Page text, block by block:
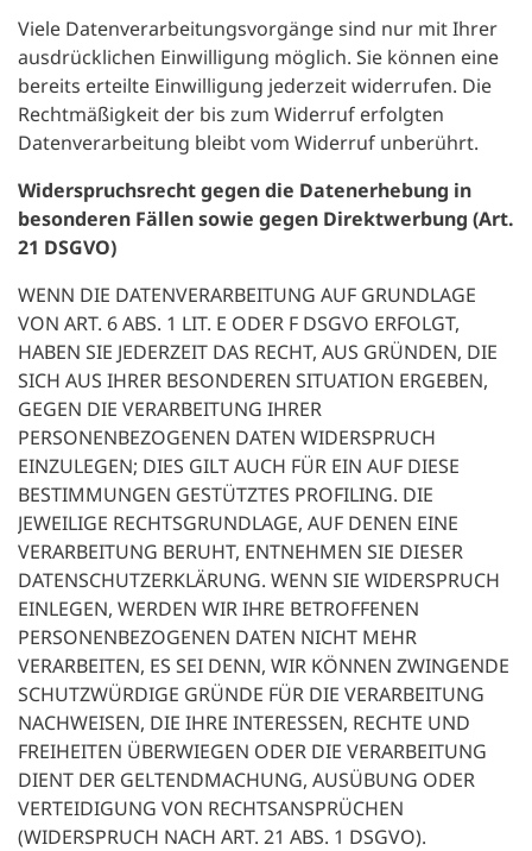
Viele Datenverarbeitungsvorgänge sind nur mit Ihrer
ausdrücklichen Einwilligung möglich. Sie können eine
bereits erteilte Einwilligung jederzeit widerrufen. Die
Rechtmäßigkeit der bis zum Widerruf erfolgten
Datenverarbeitung bleibt vom Widerruf unberührt.
Widerspruchsrecht gegen die Datenerhebung in
besonderen Fällen sowie gegen Direktwerbung (Art.
21 DSGVO)
WENN DIE DATENVERARBEITUNG AUF GRUNDLAGE
VON ART. 6 ABS. 1 LIT. E ODER F DSGVO ERFOLGT,
HABEN SIE JEDERZEIT DAS RECHT, AUS GRÜNDEN, DIE
SICH AUS IHRER BESONDEREN SITUATION ERGEBEN,
GEGEN DIE VERARBEITUNG IHRER
PERSONENBEZOGENEN DATEN WIDERSPRUCH
EINZULEGEN; DIES GILT AUCH FÜR EIN AUF DIESE
BESTIMMUNGEN GESTÜTZTES PROFILING. DIE
JEWEILIGE RECHTSGRUNDLAGE, AUF DENEN EINE
VERARBEITUNG BERUHT, ENTNEHMEN SIE DIESER
DATENSCHUTZERKLÄRUNG. WENN SIE WIDERSPRUCH
EINLEGEN, WERDEN WIR IHRE BETROFFENEN
PERSONENBEZOGENEN DATEN NICHT MEHR
VERARBEITEN, ES SEI DENN, WIR KÖNNEN ZWINGENDE
SCHUTZWÜRDIGE GRÜNDE FÜR DIE VERARBEITUNG
NACHWEISEN, DIE IHRE INTERESSEN, RECHTE UND
FREIHEITEN ÜBERWIEGEN ODER DIE VERARBEITUNG
DIENT DER GELTENDMACHUNG, AUSÜBUNG ODER
VERTEIDIGUNG VON RECHTSANSPRÜCHEN
(WIDERSPRUCH NACH ART. 21 ABS. 1 DSGVO).